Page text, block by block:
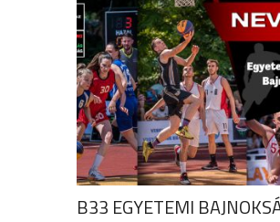
B33 EGYETEMI